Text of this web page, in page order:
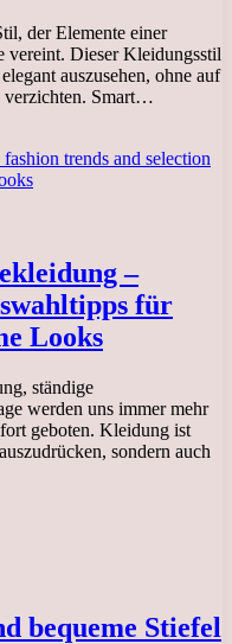
der Elemente einer
vereint. Dieser Kleidungsstil
auszusehen, ohne auf
Smart…
–
für
Looks
ständige
werden uns immer mehr
geboten. Kleidung ist
sondern auch
bequeme Stiefel